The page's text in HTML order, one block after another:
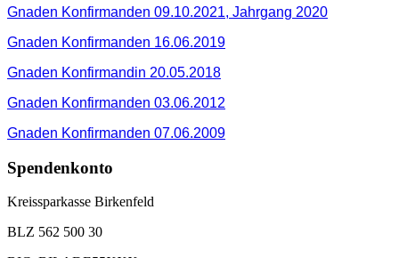
Gnaden Konfirmanden 09.10.2021, Jahrgang 2020
Gnaden Konfirmanden 16.06.2019
Gnaden Konfirmandin 20.05.2018
Gnaden Konfirmanden 03.06.2012
Gnaden Konfirmanden 07.06.2009
Spendenkonto
Kreissparkasse Birkenfeld
BLZ 562 500 30